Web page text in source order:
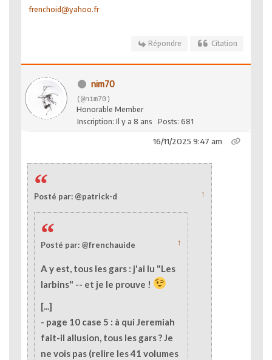
frenchoid@yahoo.fr
Répondre Citation
nim70
(@nim70)
Honorable Member
Inscription: Il y a 8 ans
Posts: 681
16/11/2025 9:47 am
Posté par: @patrick-d ↑
Posté par: @frenchauide ↑
A y est, tous les gars : j'ai lu "Les
larbins" -- et je le prouve !
[...]
- page 10 case 5 : à qui Jeremiah
fait-il allusion, tous les gars ? Je
ne vois pas (relire les 41 volumes